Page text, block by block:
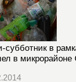
субботник в
в микрорайоне